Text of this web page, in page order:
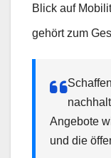
Blick auf
gehört zum
Angebote
und die